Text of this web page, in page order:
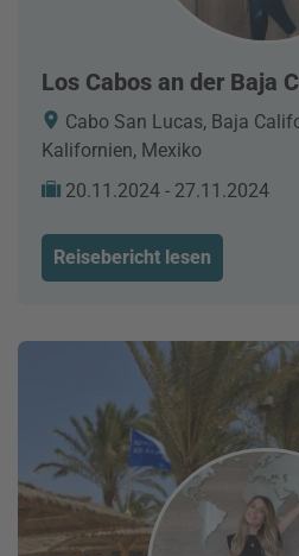
Los Cabos an der Baja
Cabo San Lucas, Baja
Kalifornien, Mexiko
20.11.2024 - 27.11.2024
Reisebericht lesen